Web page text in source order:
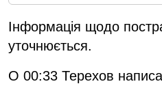
Інформація щодо
уточнюється.
О 00:33 Терехов